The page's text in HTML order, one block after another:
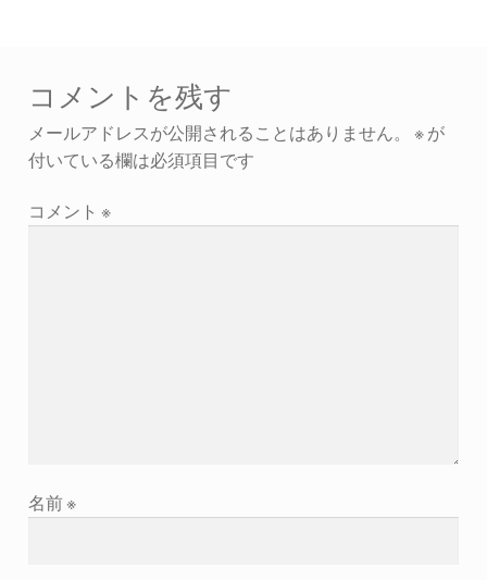
コメントを残す
メールアドレスが公開されることはありません。 ※が
付いている欄は必須項目です
コメント ※
名前※